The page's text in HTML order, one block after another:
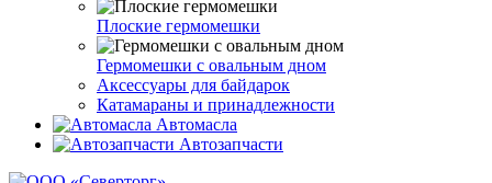
Плоские гермомешки
Гермомешки с овальным дном
Аксессуары для байдарок
Катамараны и принадлежности
Автомасла
Автозапчасти